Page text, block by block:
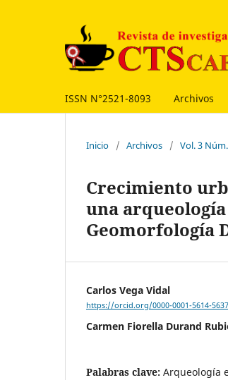
ISSN N°2521-8093 Archivos
Inicio / Archivos / Vol. 3
Crecimiento
una
Geomorfología
Carlos Vega Vidal
https://orcid.org/0000-0001-5614-5637
Carmen Fiorella Durand
Palabras clave: Arqueología